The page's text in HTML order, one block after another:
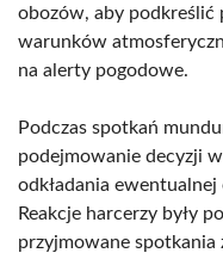
obozów, aby podkreślić
warunków
na alerty pogodowe.
Podczas spotkań
podejmowanie decyzji
odkładania
Reakcje harcerzy były
przyjmowane spotkania